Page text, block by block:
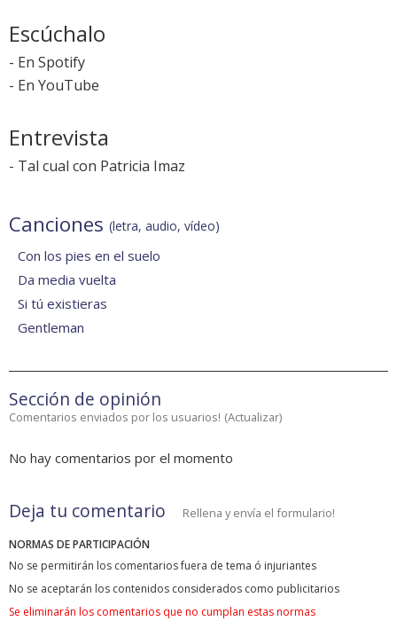
Escúchalo
- En Spotify
- En YouTube
Entrevista
- Tal cual con Patricia Imaz
Canciones (letra, audio, vídeo)
Con los pies en el suelo
Da media vuelta
Si tú existieras
Gentleman
Sección de opinión
Comentarios enviados por los usuarios! (Actualizar)
No hay comentarios por el momento
Deja tu comentario Rellena y envía el formulario!
NORMAS DE PARTICIPACIÓN
No se permitirán los comentarios fuera de tema ó injuriantes
No se aceptarán los contenidos considerados como publicitarios
Se eliminarán los comentarios que no cumplan estas normas